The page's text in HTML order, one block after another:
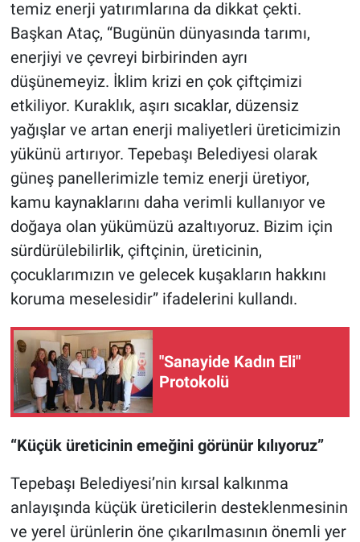
temiz enerji yatırımlarına da dikkat çekti.
Başkan Ataç, “Bugünün dünyasında tarımı,
enerjiyi ve çevreyi birbirinden ayrı
düşünemeyiz. İklim krizi en çok çiftçimizi
etkiliyor. Kuraklık, aşırı sıcaklar, düzensiz
yağışlar ve artan enerji maliyetleri üreticimizin
yükünü artırıyor. Tepebaşı Belediyesi olarak
güneş panellerimizle temiz enerji üretiyor,
kamu kaynaklarını daha verimli kullanıyor ve
doğaya olan yükümüzü azaltıyoruz. Bizim için
sürdürülebilirlik, çiftçinin, üreticinin,
çocuklarımızın ve gelecek kuşakların hakkını
koruma meselesidir” ifadelerini kullandı.
"Sanayide Kadın Eli"
Protokolü
“Küçük üreticinin emeğini görünür kılıyoruz”
Tepebaşı Belediyesi’nin kırsal kalkınma
anlayışında küçük üreticilerin desteklenmesinin
ve yerel ürünlerin öne çıkarılmasının önemli yer